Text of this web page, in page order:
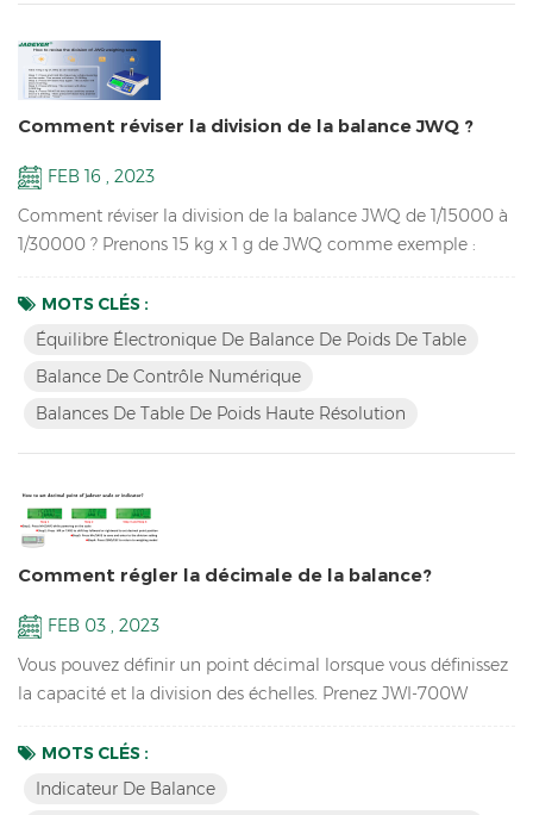
Comment réviser la division de la balance JWQ ?
FEB 16 , 2023
Comment réviser la division de la balance JWQ de 1/15000 à
1/30000 ? Prenons 15 kg x 1 g de JWQ comme exemple :
enfoncée tout en allumant la balance. L'écran affichera
15.000kg Étape 2 : Appuyez à nouveau sur la touche
sur la touche MR. L'écran affichera 0,0001 kg. Étape 4 :
Appuye...
MOTS CLÉS :
Équilibre Électronique De Balance De Poids De Table
Balance De Contrôle Numérique
Balances De Table De Poids Haute Résolution
Comment régler la décimale de la balance?
FEB 03 , 2023
Vous pouvez définir un point décimal lorsque vous définissez
la capacité et la division des échelles. Prenez JWI-700W
sous tension de la balance. Lorsque la fenêtre affiche "CAP
150.00 KG", relâchez la touche et entrez dans le réglage de la
MOTS CLÉS :
Indicateur De Balance